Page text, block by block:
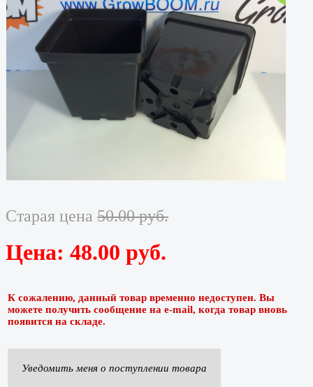
Старая цена 50.00 руб.
Цена: 48.00 руб.
К сожалению, данный товар временно недоступен. Вы
можете получить сообщение на e-mail, когда товар вновь
появится на складе.
Уведомить меня о поступлении товара